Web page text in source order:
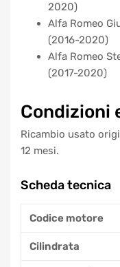
2020)
Alfa Romeo
(2016-2020)
Alfa Romeo
(2017-2020)
Condizioni
Ricambio usato
12 mesi.
Scheda tecnica
Codice motore
Cilindrata